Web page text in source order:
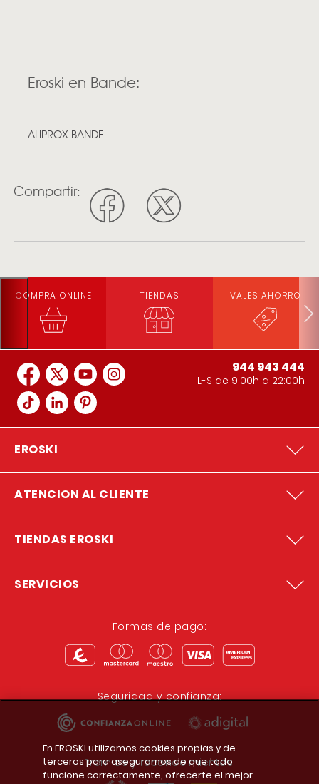
Eroski en Bande:
ALIPROX BANDE
Compartir:
COMPRA ONLINE TIENDAS VALES AHORRO
944 943 444
L-S de 9:00h a 22:00h
EROSKI
ATENCION AL CLIENTE
TIENDAS EROSKI
SERVICIOS
Formas de pago:
Seguridad y confianza:
Premios y reconocimientos:
En EROSKI utilizamos cookies propias y de
terceros para asegurarnos de que todo
funcione correctamente, ofrecerte el mejor